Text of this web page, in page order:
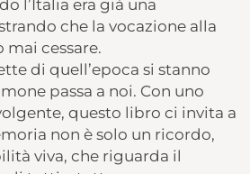
l’Italia era già una
che la vocazione alla
mai cessare.
di quell’epoca si stanno
passa a noi. Con uno
questo libro ci invita a
non è solo un ricordo,
viva, che riguarda il